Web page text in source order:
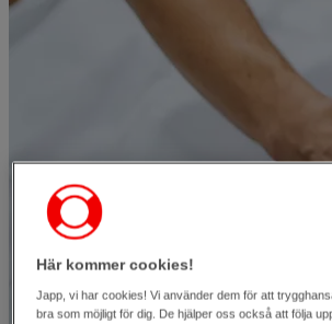
Här kommer cookies!
Japp, vi har cookies! Vi använder dem för att
bra som möjligt för dig. De hjälper oss också att följa